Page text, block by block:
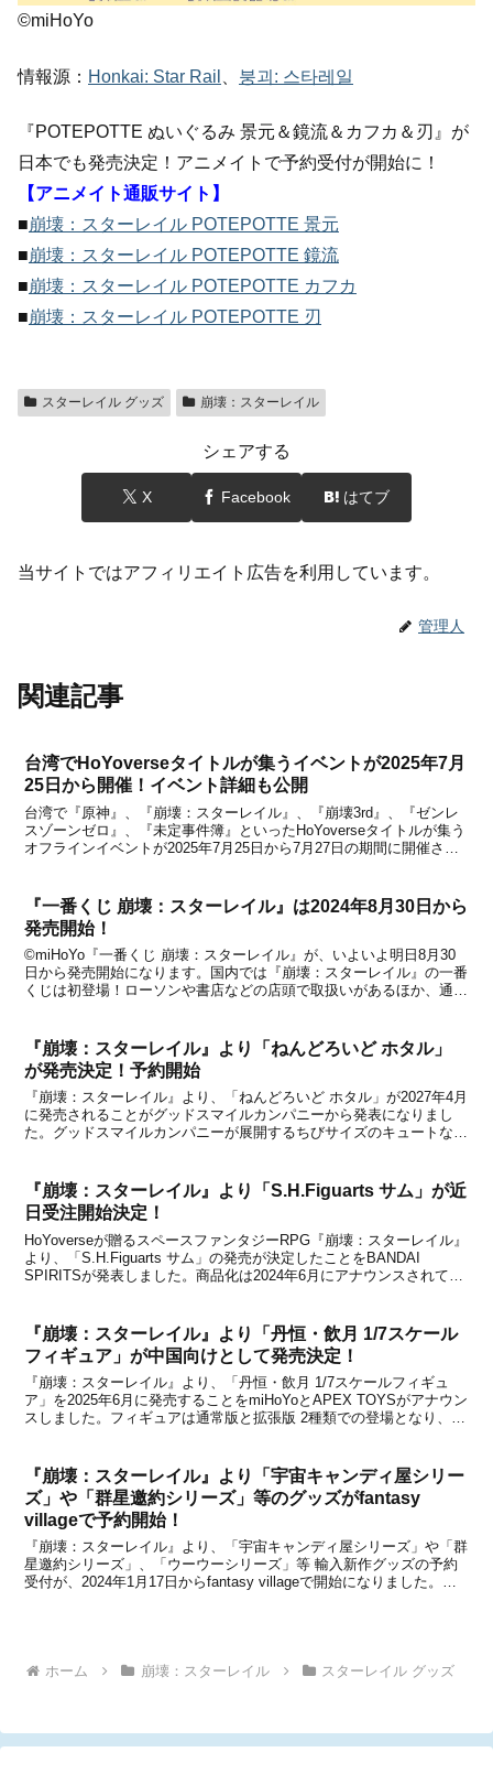
©miHoYo
情報源： Honkai: Star Rail 붕괴: 스타레일
『POTEPOTTE ぬいぐるみ 景元＆鏡流＆カフカ＆刃』が
日本でも発売決定！アニメイトで予約受付が開始に！
【アニメイト通販サイト】
■崩壊：スターレイル POTEPOTTE 景元
■崩壊：スターレイル POTEPOTTE 鏡流
■崩壊：スターレイル POTEPOTTE カフカ
■崩壊：スターレイル POTEPOTTE 刃
スターレイル グッズ 崩壊：スターレイル
シェアする
X Facebook はてブ
当サイトではアフィリエイト広告を利用しています。
管理人
関連記事
台湾でHoYoverseタイトルが集うイベントが2025年7月
25日から開催！イベント詳細も公開
台湾で『原神』、『崩壊：スターレイル』、『崩壊3rd』、『ゼンレ
スゾーンゼロ』、『未定事件簿』といったHoYoverseタイトルが集う
オフラインイベントが2025年7月25日から7月27日の期間に開催され
『一番くじ 崩壊：スターレイル』は2024年8月30日から
発売開始！
©miHoYo『一番くじ 崩壊：スターレイル』が、いよいよ明日8月30
日から発売開始になります。国内では『崩壊：スターレイル』の一番
くじは初登場！ローソンや書店などの店頭で取扱いがあるほか、通販
『崩壊：スターレイル』より「ねんどろいど ホタル」
が発売決定！予約開始
『崩壊：スターレイル』より、「ねんどろいど ホタル」が2027年4月
に発売されることがグッドスマイルカンパニーから発表になりまし
た。グッドスマイルカンパニーが展開するちびサイズのキュートなフ
『崩壊：スターレイル』より「S.H.Figuarts サム」が近
日受注開始決定！
HoYoverseが贈るスペースファンタジーRPG『崩壊：スターレイル』
より、「S.H.Figuarts サム」の発売が決定したことをBANDAI
SPIRITSが発表しました。商品化は2024年6月にアナウンスされてい
『崩壊：スターレイル』より「丹恒・飲月 1/7スケール
フィギュア」が中国向けとして発売決定！
『崩壊：スターレイル』より、「丹恒・飲月 1/7スケールフィギュ
ア」を2025年6月に発売することをmiHoYoとAPEX TOYSがアナウン
スしました。フィギュアは通常版と拡張版 2種類での登場となり、フ
『崩壊：スターレイル』より「宇宙キャンディ屋シリー
ズ」や「群星邀約シリーズ」等のグッズがfantasy
villageで予約開始！
『崩壊：スターレイル』より、「宇宙キャンディ屋シリーズ」や「群
星邀約シリーズ」、「ウーウーシリーズ」等 輸入新作グッズの予約
受付が、2024年1月17日からfantasy villageで開始になりました。新
ホーム 崩壊：スターレイル スターレイル グッズ